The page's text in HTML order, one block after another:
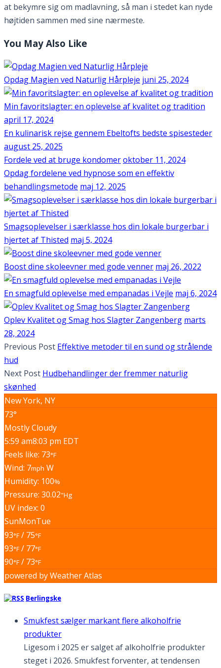
at bekymre sig om madlavning, så man i stedet kan nyde
højtiden sammen med sine nærmeste.
You May Also Like
Opdag Magien ved Naturlig Hårpleje juni 25, 2024
Min favoritslagter: en oplevelse af kvalitet og tradition
april 17, 2024
En kulinarisk rejse gennem Ebeltofts bedste spisesteder
august 25, 2025
Fordele ved at bruge kondomeroktober 11, 2024
Opdag fordelene ved hypnose som en effektiv
behandlingsmetode maj 12, 2025
Smagsoplevelser i særklasse hos din lokale burgerbar i
hjertet af Thisted maj 5, 2024
Boost dine skoleevner med gode venner maj 26, 2022
En smagfuld oplevelse med empanadas i Vejle maj 6, 2024
Oplev Kvalitet og Smag hos Slagter Zangenberg marts
28, 2024
Previous Post Effektive metoder til en sund og strålende
hud
Next Post Hudbehandlinger der fremmer naturlig
skønhed
New York, NY
73°
Mostly Cloudy
5:59 am8:03 pm EDT
Feels like: 73°F
Wind: 7mph W
Humidity: 100%
Pressure: 30.02"Hg
UV index: 0
SunMonTue
93°F/ 75°F
93°F/ 77°F
90°F/ 73°F
powered byWeather Atlas
Berlingske
Smukfest sælger markant flere alkoholfrie
produkter
Ligesom i 2025 er salget af alkoholfrie produkter
steget i 2026. Smukfest forventer, at tendensen